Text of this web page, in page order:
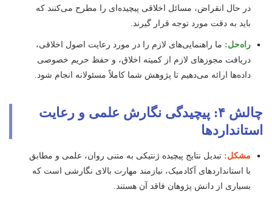
در حال انقراض، مسائل اخلاقی پیچیده‌ای را مطرح می‌کنند که
باید به دقت مورد توجه قرار گیرند.
راه‌حل: ما راهنمایی‌های لازم را در مورد رعایت اصول اخلاقی،
دریافت مجوزهای لازم از کمیته اخلاق، و حفظ حریم خصوصی
داده‌ها ارائه می‌دهیم تا پژوهش شما کاملاً مسئولانه انجام شود.
چالش ۴: پیچیدگی نگارش علمی و رعایت
استانداردها
مشکل: تبدیل نتایج پیچیده ژنتیکی به متنی روان، علمی و مطابق
با استانداردهای آکادمیک، نیازمند مهارت بالای نگارشی است که
بسیاری از دانش پژوهان فاقد آن هستند.